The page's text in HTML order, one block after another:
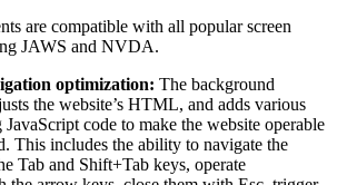
are compatible with all popular screen
JAWS and NVDA.
optimization: The background
the website’s HTML, and adds various
JavaScript code to make the website operable
This includes the ability to navigate the
Tab and Shift+Tab keys, operate